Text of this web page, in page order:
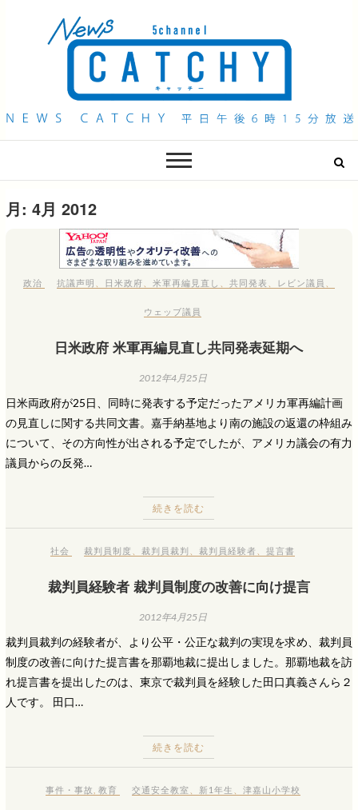
QAB NEWS Headline
月: 4月 2012
政治 抗議声明 日米政府 米軍再編見直し 共同発表 レビン議員
ウェッブ議員
日米政府 米軍再編見直し共同発表延期へ
2012年4月25日
日米両政府が25日、同時に発表する予定だったアメリカ軍再編計画
の見直しに関する共同文書。嘉手納基地より南の施設の返還の枠組み
について、その方向性が出される予定でしたが、アメリカ議会の有力
議員からの反発…
続きを読む
社会 裁判員制度 裁判員裁判 裁判員経験者 、提言書
裁判員経験者 裁判員制度の改善に向け提言
2012年4月25日
裁判員裁判の経験者が、より公平・公正な裁判の実現を求め、裁判員
制度の改善に向けた提言書を那覇地裁に提出しました。那覇地裁を訪
れ提言書を提出したのは、東京で裁判員を経験した田口真義さんら２
人です。 田口…
続きを読む
事件・事故 教育 交通安全教室 新1年生 津嘉山小学校